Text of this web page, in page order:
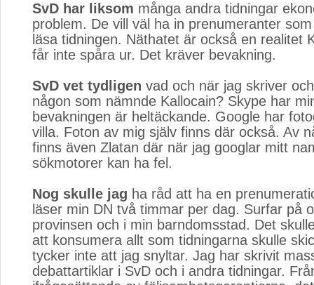
SvD har liksom många andra tidningar
problem. De vill väl ha in prenumeranter
läsa tidningen. Näthatet är också en realitet
får inte spåra ur. Det kräver bevakning.
SvD vet tydligen vad och när jag skriver
någon som nämnde Kallocain? Skype har
bevakningen är heltäckande. Google har
villa. Foton av mig själv finns där också. Av
finns även Zlatan där när jag googlar mitt
sökmotorer kan ha fel.
Nog skulle jag ha råd att ha en
läser min DN två timmar per dag. Surfar på
provinsen och i min barndomsstad. Det
att konsumera allt som tidningarna skulle
tycker inte att jag snyltar. Jag har skrivit
debattartiklar i SvD och i andra tidningar.